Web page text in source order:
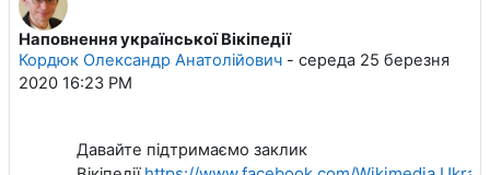
Наповнення української Вікіпедії
Кордюк Олександр Анатолійович - середа 25 березня
2020 16:23 PM
Кількість відповідей: 0
Давайте підтримаємо заклик